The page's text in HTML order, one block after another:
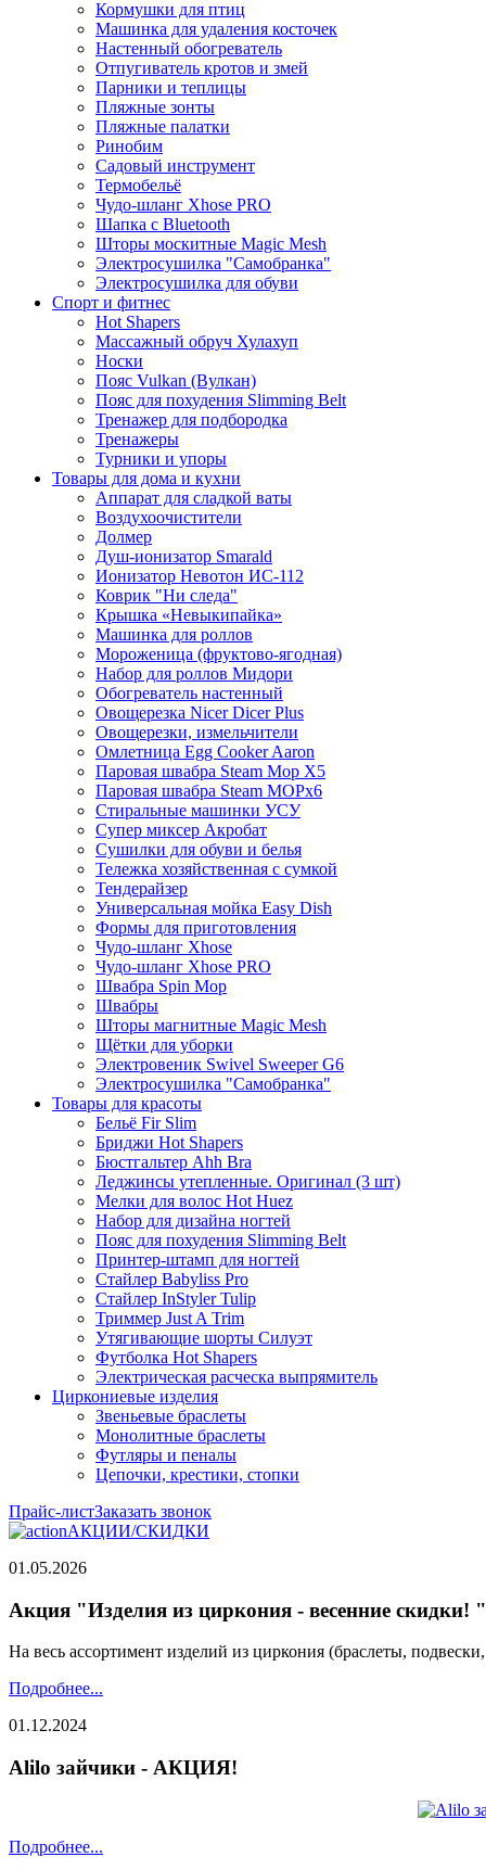
Кормушки для птиц
Машинка для удаления косточек
Настенный обогреватель
Отпугиватель кротов и змей
Парники и теплицы
Пляжные зонты
Пляжные палатки
Ринобим
Садовый инструмент
Термобельё
Чудо-шланг Xhose PRO
Шапка с Bluetooth
Шторы москитные Magic Mesh
Электросушилка "Самобранка"
Электросушилка для обуви
Спорт и фитнес
Hot Shapers
Массажный обруч Хулахуп
Носки
Пояс Vulkan (Вулкан)
Пояс для похудения Slimming Belt
Тренажер для подбородка
Тренажеры
Турники и упоры
Товары для дома и кухни
Аппарат для сладкой ваты
Воздухоочистители
Долмер
Душ-ионизатор Smarald
Ионизатор Невотон ИС-112
Коврик "Ни следа"
Крышка «Невыкипайка»
Машинка для роллов
Мороженица (фруктово-ягодная)
Набор для роллов Мидори
Обогреватель настенный
Овощерезка Nicer Dicer Plus
Овощерезки, измельчители
Омлетница Egg Сooker Aaron
Паровая швабра Steam Mop X5
Паровая швабра Steam MOPх6
Стиральные машинки УСУ
Супер миксер Акробат
Сушилки для обуви и белья
Тележка хозяйственная с сумкой
Тендерайзер
Универсальная мойка Easy Dish
Формы для приготовления
Чудо-шланг Xhose
Чудо-шланг Xhose PRO
Швабра Spin Mop
Швабры
Шторы магнитные Magic Mesh
Щётки для уборки
Электровеник Swivel Sweeper G6
Электросушилка "Самобранка"
Товары для красоты
Бельё Fir Slim
Бриджи Hot Shapers
Бюстгальтер Ahh Bra
Леджинсы утепленные. Оригинал (3 шт)
Мелки для волос Hot Huez
Набор для дизайна ногтей
Пояс для похудения Slimming Belt
Принтер-штамп для ногтей
Стайлер Babyliss Pro
Стайлер InStyler Tulip
Триммер Just A Trim
Утягивающие шорты Силуэт
Футболка Hot Shapers
Электрическая расческа выпрямитель
Циркониевые изделия
Звеньевые браслеты
Монолитные браслеты
Футляры и пеналы
Цепочки, крестики, стопки
Прайс-листЗаказать звонок
АКЦИИ/СКИДКИ
01.05.2026
Акция "Изделия из циркония - весенние скидки! "
На весь ассортимент изделий из циркония (браслеты,
Подробнее...
01.12.2024
Alilo зайчики - АКЦИЯ!
Подробнее...